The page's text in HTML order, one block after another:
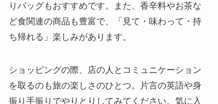
りバッグもおすすめです。また、香辛料やお茶な
ど食関連の商品も豊富で、「見て・味わって・持
ち帰れる」楽しみがあります。
ショッピングの際、店の人とコミュニケーション
を取るのも旅の楽しさのひとつ。片言の英語や身
振り手振りでやりとりしてみてください。気に入